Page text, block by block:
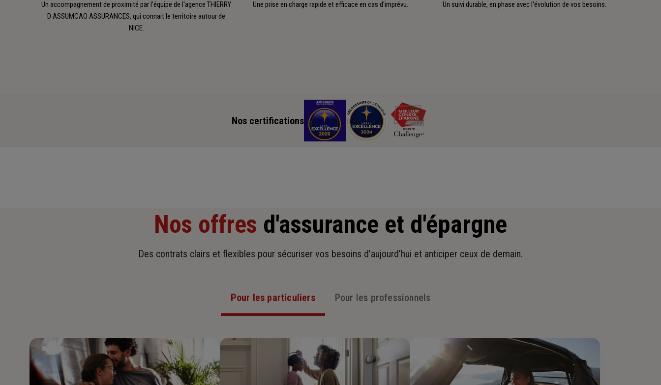
Un accompagnement de proximité par l'équipe de l'agence THIERRY
D ASSUMCAO ASSURANCES, qui connait le territoire autour de
NICE.
Une prise en charge rapide et efficace en cas d'imprévu. Un suivi durable, en phase avec l'évolution de vos besoins.
Nos certifications
Nos offres d'assurance et d'épargne
Des contrats clairs et flexibles pour sécuriser vos besoins d’aujourd’hui et anticiper ceux de demain.
Pour les particuliers Pour les professionnels